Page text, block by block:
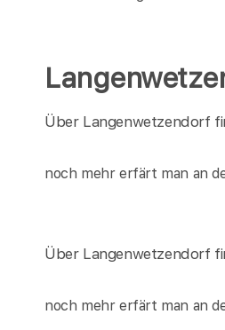
Über Langenwetzendorf
noch mehr erfärt man an
Über Langenwetzendorf
noch mehr erfärt man an